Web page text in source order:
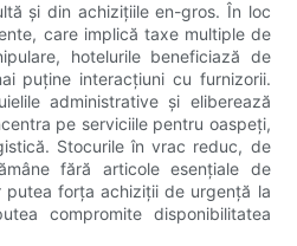
și din achizițiile en-gros. În loc
care implică taxe multiple de
hotelurile beneficiază de
puține interacțiuni cu furnizorii.
administrative și eliberează
pe serviciile pentru oaspeți,
Stocurile în vrac reduc, de
fără articole esențiale de
forța achiziții de urgență la
compromite disponibilitatea